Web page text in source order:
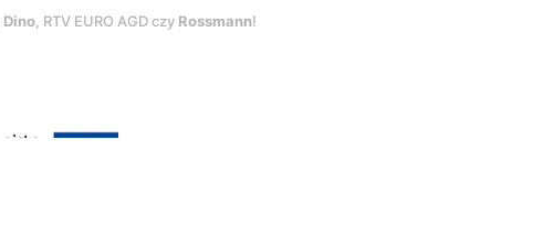
Dino, RTV EURO AGD czy Rossmann!